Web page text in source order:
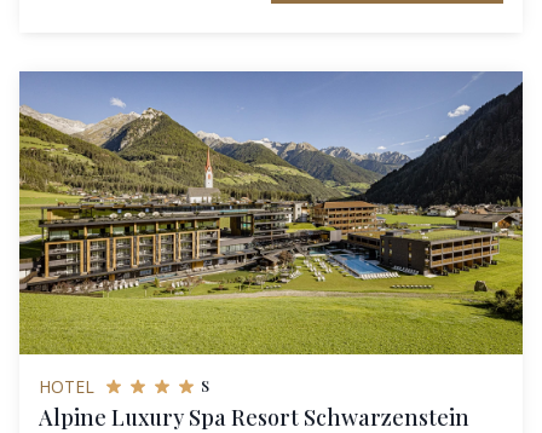
HOTEL s
Alpine Luxury Spa Resort Schwarzenstein